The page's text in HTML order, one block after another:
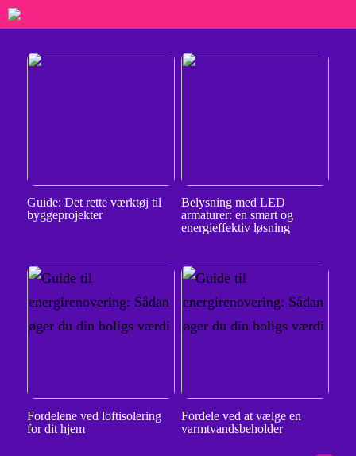
Guide: Det rette værktøj til
byggeprojekter
Belysning med LED
armaturer: en smart og
energieffektiv løsning
Fordelene ved loftisolering
for dit hjem
Fordele ved at vælge en
varmtvandsbeholder